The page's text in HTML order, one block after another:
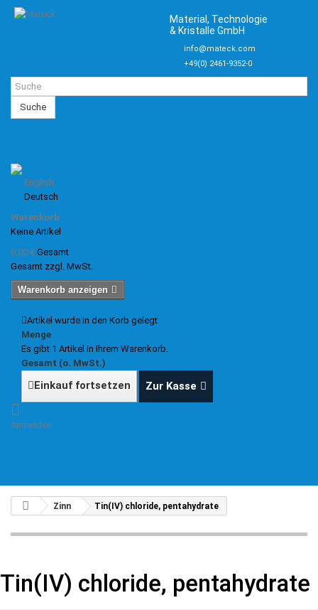
Material, Technologie
& Kristalle GmbH
info@mateck.com
+49(0) 2461-9352-0
Suche
English
Deutsch
Warenkorb
Keine Artikel
0,00 € Gesamt
Gesamt zzgl. MwSt.
Warenkorb anzeigen
Artikel wurde in den Korb gelegt
Menge
Es gibt 1 Artikel in Ihrem Warenkorb.
Gesamt (o. MwSt.)
Einkauf fortsetzen Zur Kasse
Anmelden
Zinn Tin(IV) chloride, pentahydrate
Tin(IV) chloride, pentahydrate